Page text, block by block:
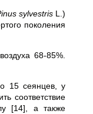
sylvestrisL.)
поколения
68-85%.
15 сеянцев, у
соответствие
[14], а также